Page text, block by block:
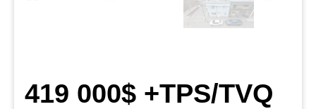
419 000$ +TPS/TVQ